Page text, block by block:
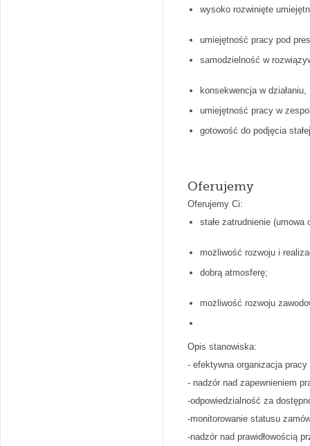
wysoko rozwinięte
umiejętność pracy pod
samodzielność w
konsekwencja w działaniu,
umiejętność pracy w
gotowość do podjęcia
Oferujemy
Oferujemy Ci:
stałe zatrudnienie
możliwość rozwoju i
dobrą atmosferę;
możliwość rozwoju
Opis stanowiska:
- efektywna organizacja pracy
- nadzór nad zapewnieniem
-odpowiedzialność za
-monitorowanie statusu
-nadzór nad prawidłowością